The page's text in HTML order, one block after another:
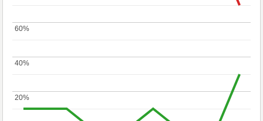
20%
20%
40%
40%
60%
60%